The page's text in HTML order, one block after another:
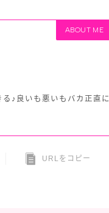
ABOUT ME
♪良いも悪いもバカ正直に
URLをコピー